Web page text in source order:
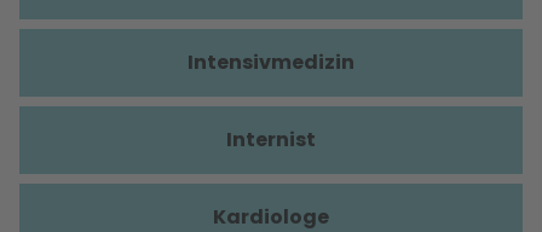
Intensivmedizin
Internist
Kardiologe